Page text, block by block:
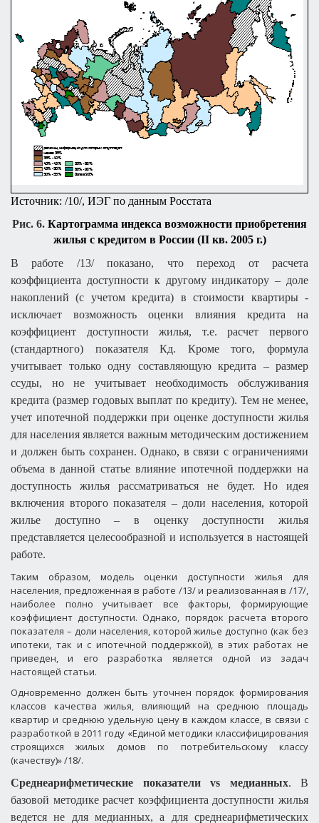
Источник: /10/, ИЭГ по данным Росстата
Рис. 6. Картограмма индекса возможности приобретения
жилья с кредитом в России (II кв. 2005 г.)
В работе /13/ показано, что переход от расчета
коэффициента доступности к другому индикатору – доле
накоплений (с учетом кредита) в стоимости квартиры -
исключает возможность оценки влияния кредита на
коэффициент доступности жилья, т.е. расчет первого
(стандартного) показателя Кд. Кроме того, формула
учитывает только одну составляющую кредита – размер
ссуды, но не учитывает необходимость обслуживания
кредита (размер годовых выплат по кредиту). Тем не менее,
учет ипотечной поддержки при оценке доступности жилья
для населения является важным методическим достижением
и должен быть сохранен. Однако, в связи с ограничениями
объема в данной статье влияние ипотечной поддержки на
доступность жилья рассматриваться не будет. Но идея
включения второго показателя – доли населения, которой
жилье доступно – в оценку доступности жилья
представляется целесообразной и используется в настоящей
работе.
Таким образом, модель оценки доступности жилья для
населения, предложенная в работе /13/ и реализованная в /17/,
наиболее полно учитывает все факторы, формирующие
коэффициент доступности. Однако, порядок расчета второго
показателя – доли населения, которой жилье доступно (как без
ипотеки, так и с ипотечной поддержкой), в этих работах не
приведен, и его разработка является одной из задач
настоящей статьи.
Одновременно должен быть уточнен порядок формирования
классов качества жилья, влияющий на среднюю площадь
квартир и среднюю удельную цену в каждом классе, в связи с
разработкой в 2011 году «Единой методики классифицирования
строящихся жилых домов по потребительскому классу
(качеству)» /18/.
Среднеарифметические показатели vs медианных. В
базовой методике расчет коэффициента доступности жилья
ведется не для медианных, а для среднеарифметических